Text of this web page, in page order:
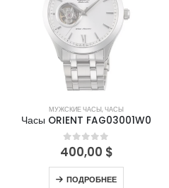
МУЖСКИЕ ЧАСЫ,ЧАСЫ
Часы ORIENT FAG03001W0
0out of 5
400,00 $
ПОДРОБНЕЕ